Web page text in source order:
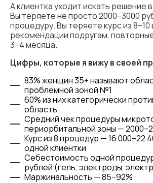
А клиентка уходит искать решение
Вы теряете не просто 2000–3000
процедуру. Вы теряете курс из 8–10
рекомендации подругам,
3–4 месяца.
Цифры, которые я вижу в своей
83% женщин 35+ называют
проблемной зоной №1
60% из них категорически
область
Средний чек процедуры
периорбитальной зоны —
Курс из 8 процедур — 16 000–22
одной клиентки
Себестоимость одной
рублей (гель, электроды,
Маржинальность — 85–92%